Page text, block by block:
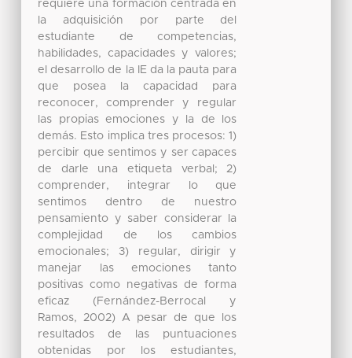
requiere una formación centrada en
la adquisición por parte del
estudiante de competencias,
habilidades, capacidades y valores;
el desarrollo de la IE da la pauta para
que posea la capacidad para
reconocer, comprender y regular
las propias emociones y la de los
demás. Esto implica tres procesos: 1)
percibir que sentimos y ser capaces
de darle una etiqueta verbal; 2)
comprender, integrar lo que
sentimos dentro de nuestro
pensamiento y saber considerar la
complejidad de los cambios
emocionales; 3) regular, dirigir y
manejar las emociones tanto
positivas como negativas de forma
eficaz (Fernández-Berrocal y
Ramos, 2002) A pesar de que los
resultados de las puntuaciones
obtenidas por los estudiantes,